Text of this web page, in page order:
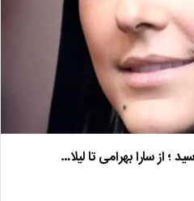
؛ از سارا بهرامی تا لیلا…